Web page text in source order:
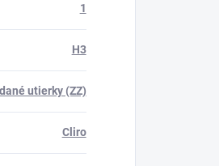
1
H3
utierky (ZZ)
Cliro